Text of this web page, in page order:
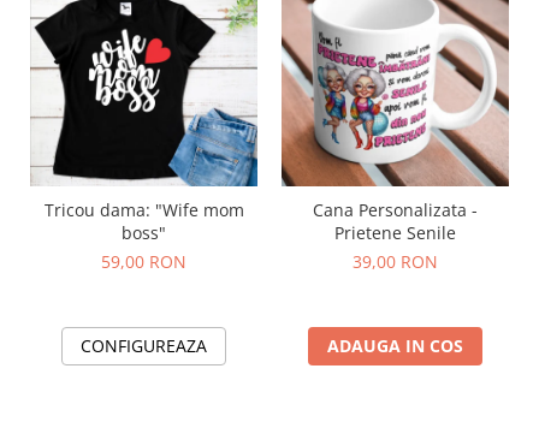
Tricou dama: "Wife mom
boss"
59,00 RON
CONFIGUREAZA
Cana Personalizata -
Prietene Senile
39,00 RON
ADAUGA IN COS